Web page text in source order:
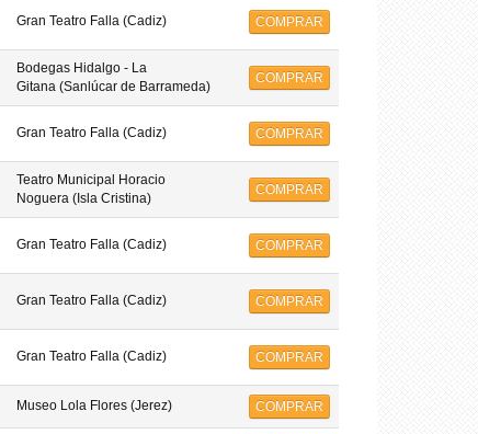
Gran Teatro Falla (Cadiz) COMPRAR
Bodegas Hidalgo - La
Gitana (Sanlúcar de Barrameda)
COMPRAR
Gran Teatro Falla (Cadiz) COMPRAR
Teatro Municipal Horacio
Noguera (Isla Cristina)
COMPRAR
Gran Teatro Falla (Cadiz) COMPRAR
Gran Teatro Falla (Cadiz) COMPRAR
Gran Teatro Falla (Cadiz) COMPRAR
Museo Lola Flores (Jerez) COMPRAR